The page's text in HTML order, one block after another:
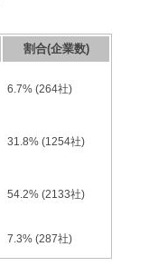
割合(企業数)
6.7% (264社)
31.8% (1254社)
54.2% (2133社)
7.3% (287社)